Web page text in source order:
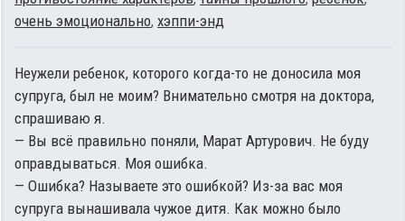
очень эмоционально, хэппи-энд
Неужели ребенок, которого когда-то не доносила моя
супруга, был не моим? Внимательно смотря на доктора,
спрашиваю я.
— Вы всё правильно поняли, Марат Артурович. Не буду
оправдываться. Моя ошибка.
— Ошибка? Называете это ошибкой? Из-за вас моя
супруга вынашивала чужое дитя. Как можно было